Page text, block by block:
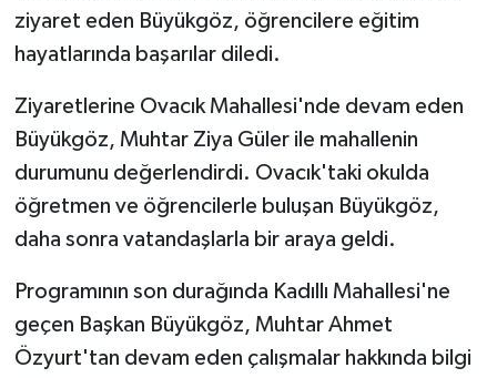
ziyaret eden Büyükgöz, öğrencilere eğitim
hayatlarında başarılar diledi.
Ziyaretlerine Ovacık Mahallesi'nde devam eden
Büyükgöz, Muhtar Ziya Güler ile mahallenin
durumunu değerlendirdi. Ovacık'taki okulda
öğretmen ve öğrencilerle buluşan Büyükgöz,
daha sonra vatandaşlarla bir araya geldi.
Programının son durağında Kadıllı Mahallesi'ne
geçen Başkan Büyükgöz, Muhtar Ahmet
Özyurt'tan devam eden çalışmalar hakkında bilgi